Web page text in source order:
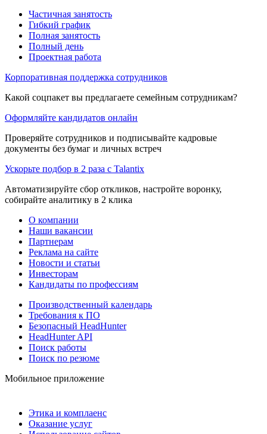
Частичная занятость
Гибкий график
Полная занятость
Полный день
Проектная работа
Корпоративная поддержка сотрудников
Какой соцпакет вы предлагаете семейным сотрудникам?
Оформляйте кандидатов онлайн
Проверяйте сотрудников и подписывайте кадровые
документы без бумаг и личных встреч
Ускорьте подбор в 2 раза с Talantix
Автоматизируйте сбор откликов, настройте воронку,
собирайте аналитику в 2 клика
О компании
Наши вакансии
Партнерам
Реклама на сайте
Новости и статьи
Инвесторам
Кандидаты по профессиям
Производственный календарь
Требования к ПО
Безопасный HeadHunter
HeadHunter API
Поиск работы
Поиск по резюме
Мобильное приложение
Этика и комплаенс
Оказание услуг